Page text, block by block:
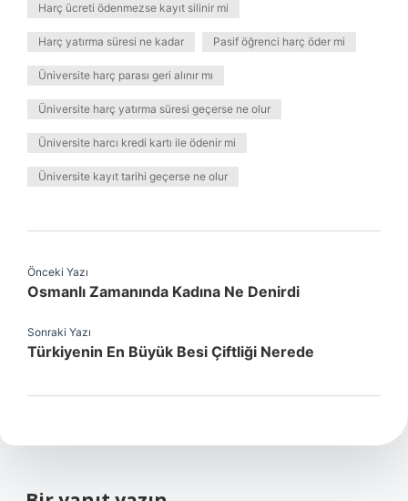
Harç ücreti ödenmezse kayıt silinir mi
Harç yatırma süresi ne kadar Pasif öğrenci harç öder mi
Üniversite harç parası geri alınır mı
Üniversite harç yatırma süresi geçerse ne olur
Üniversite harcı kredi kartı ile ödenir mi
Üniversite kayıt tarihi geçerse ne olur
Önceki Yazı
Osmanlı Zamanında Kadına Ne Denirdi
Sonraki Yazı
Türkiyenin En Büyük Besi Çiftliği Nerede